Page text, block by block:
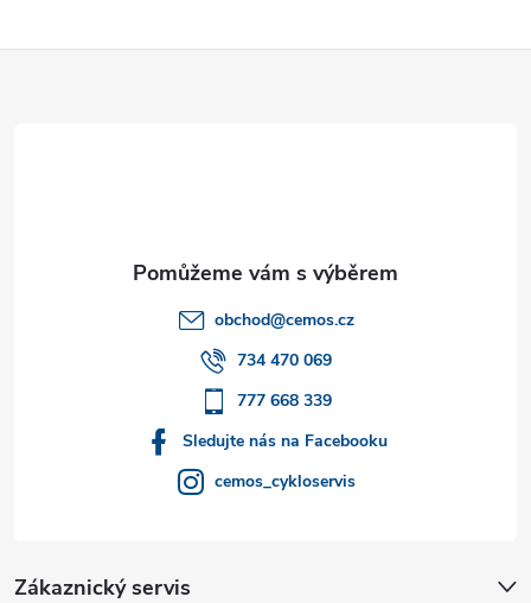
obchod@cemos.cz
734 470 069
777 668 339
Sledujte nás na Facebooku
cemos_cykloservis
Zákaznický servis